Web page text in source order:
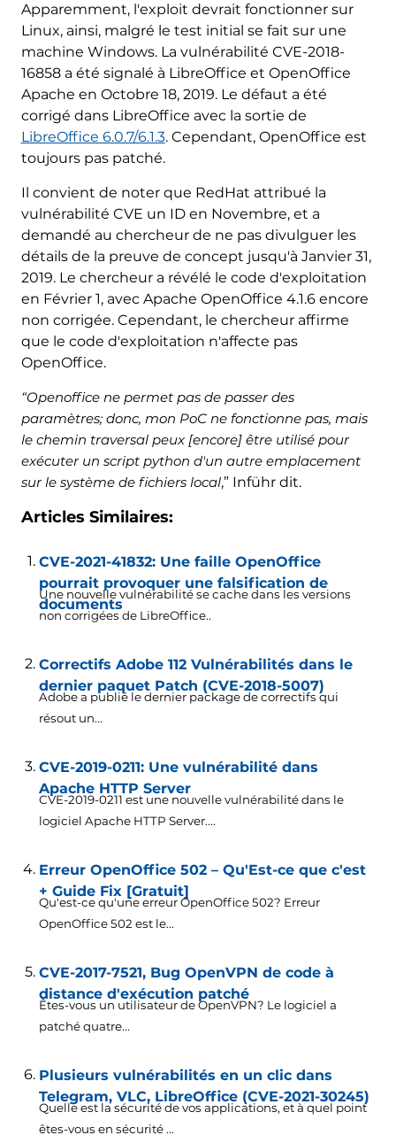
Apparemment, l'exploit devrait fonctionner sur
Linux, ainsi, malgré le test initial se fait sur une
machine Windows. La vulnérabilité CVE-2018-
16858 a été signalé à LibreOffice et OpenOffice
Apache en Octobre 18, 2019. Le défaut a été
corrigé dans LibreOffice avec la sortie de
LibreOffice 6.0.7/6.1.3. Cependant, OpenOffice est
toujours pas patché.
Il convient de noter que RedHat attribué la
vulnérabilité CVE un ID en Novembre, et a
demandé au chercheur de ne pas divulguer les
détails de la preuve de concept jusqu'à Janvier 31,
2019. Le chercheur a révélé le code d'exploitation
en Février 1, avec Apache OpenOffice 4.1.6 encore
non corrigée. Cependant, le chercheur affirme
que le code d'exploitation n'affecte pas
OpenOffice.
“Openoffice ne permet pas de passer des
paramètres; donc, mon PoC ne fonctionne pas, mais
le chemin traversal peux [encore] être utilisé pour
exécuter un script python d'un autre emplacement
sur le système de fichiers local,” Inführ dit.
Articles Similaires:
CVE-2021-41832: Une faille OpenOffice
pourrait provoquer une falsification de
documents
Une nouvelle vulnérabilité se cache dans les versions
non corrigées de LibreOffice..
Correctifs Adobe 112 Vulnérabilités dans le
dernier paquet Patch (CVE-2018-5007)
Adobe a publié le dernier package de correctifs qui
résout un...
CVE-2019-0211: Une vulnérabilité dans
Apache HTTP Server
CVE-2019-0211 est une nouvelle vulnérabilité dans le
logiciel Apache HTTP Server....
Erreur OpenOffice 502 – Qu'Est-ce que c'est
+ Guide Fix [Gratuit]
Qu'est-ce qu'une erreur OpenOffice 502? Erreur
OpenOffice 502 est le...
CVE-2017-7521, Bug OpenVPN de code à
distance d'exécution patché
Êtes-vous un utilisateur de OpenVPN? Le logiciel a
patché quatre...
Plusieurs vulnérabilités en un clic dans
Telegram, VLC, LibreOffice (CVE-2021-30245)
Quelle est la sécurité de vos applications, et à quel point
êtes-vous en sécurité ...